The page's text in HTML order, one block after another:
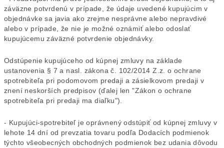
záväzne potvrdenú v prípade, že údaje uvedené kupujúcim v
objednávke sa javia ako zrejme nesprávne alebo nepravdivé
alebo v prípade, že nie je možné oznámiť alebo odoslať
kupujúcemu záväzné potvrdenie objednávky.
Odstúpenie kupujúceho od kúpnej zmluvy na základe
ustanovenia § 7 a nasl. zákona č. 102/2014 Z.z. o ochrane
spotrebiteľa pri podomovom predaji a zásielkovom predaji v
znení neskorších predpisov (ďalej len "Zákon o ochrane
spotrebiteľa pri predaji ma diaľku").
- Kupujúci-spotrebiteľ je oprávnený odstúpiť od kúpnej zmluvy v
lehote 14 dní od prevzatia tovaru podľa Dodacích podmienok
týchto všeobecných obchodných podmienok bez udania dôvodu